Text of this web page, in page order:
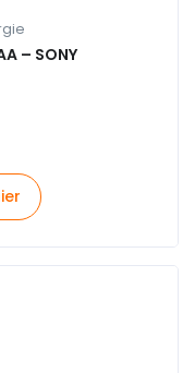
– SONY